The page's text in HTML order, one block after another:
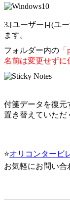
3.[ユーザー]-[(ユー
ます。
フォルダー内の
名前は変更せずに
付箋データを復元
置き替えていただ
⭐オリコンタービ
お気軽にお問い合